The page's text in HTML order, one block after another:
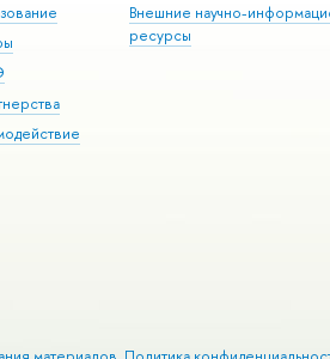
Внешние научно-
ресурсы